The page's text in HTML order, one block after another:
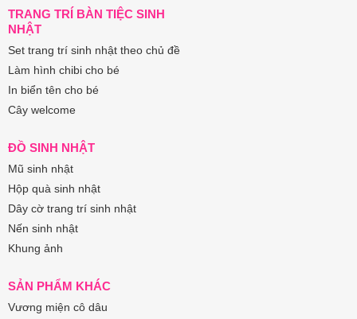
TRANG TRÍ BÀN TIỆC SINH
NHẬT
Set trang trí sinh nhật theo chủ đề
Làm hình chibi cho bé
In biển tên cho bé
Cây welcome
ĐỒ SINH NHẬT
Mũ sinh nhật
Hộp quà sinh nhật
Dây cờ trang trí sinh nhật
Nến sinh nhật
Khung ảnh
SẢN PHẨM KHÁC
Vương miện cô dâu